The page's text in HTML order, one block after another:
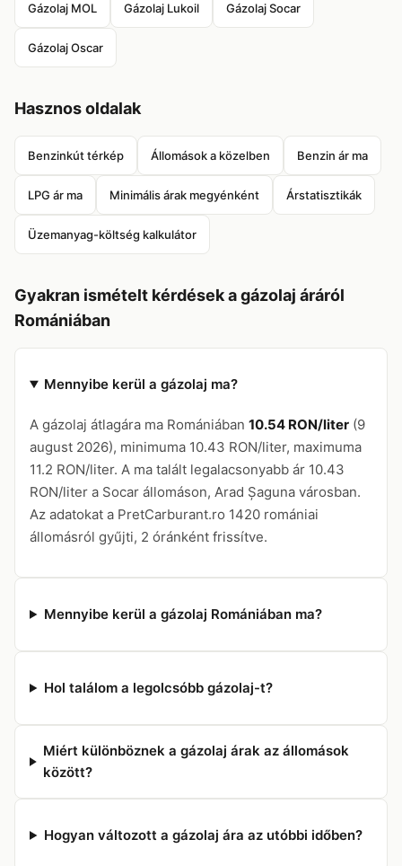
Gázolaj MOL Gázolaj Lukoil Gázolaj Socar
Gázolaj Oscar
Hasznos oldalak
Benzinkút térkép Állomások a közelben Benzin ár ma
LPG ár ma Minimális árak megyénként Árstatisztikák
Üzemanyag-költség kalkulátor
Gyakran ismételt kérdések a gázolaj áráról
Romániában
Mennyibe kerül a gázolaj ma?
A gázolaj átlagára ma Romániában 10.54 RON/liter (9
august 2026), minimuma 10.43 RON/liter, maximuma
11.2 RON/liter. A ma talált legalacsonyabb ár 10.43
RON/liter a Socar állomáson, Arad Șaguna városban.
Az adatokat a PretCarburant.ro 1420 romániai
állomásról gyűjti, 2 óránként frissítve.
Mennyibe kerül a gázolaj Romániában ma?
Hol találom a legolcsóbb gázolaj-t?
Miért különböznek a gázolaj árak az állomások
között?
Hogyan változott a gázolaj ára az utóbbi időben?